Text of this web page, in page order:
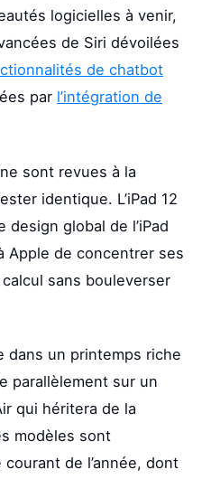
logicielles à venir,
de Siri dévoilées
de chatbot
par l’intégration de
sont revues à la
identique. L’iPad 12
global de l’iPad
Apple de concentrer ses
sans bouleverser
dans un printemps riche
parallèlement sur un
qui héritera de la
modèles sont
de l’année, dont